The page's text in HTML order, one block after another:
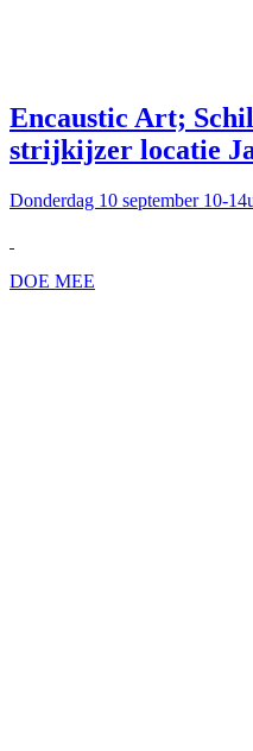
Encaustic Art;
strijkijzer locatie
Donderdag 10 september 10-
DOE MEE